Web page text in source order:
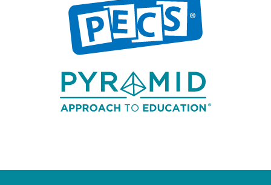
Ca părinte al unui copil cu nevoi speciale, am